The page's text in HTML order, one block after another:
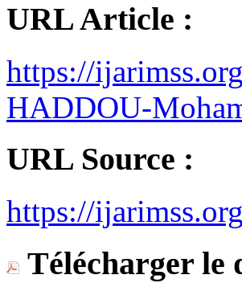
URL Article :
https://
HADDOU-
URL Source :
https://
Télécharger le